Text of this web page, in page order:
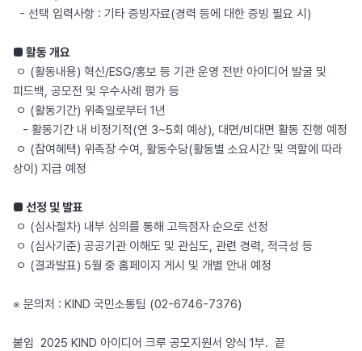
- 선택 입력사항 : 기타 증빙자료(경력 등에 대한 증빙 필요 시)
■ 활동 개요
ㅇ (활동내용) 혁신/ESG/홍보 등 기관 운영 전반 아이디어 발굴 및
피드백, 공모전 및 우수사례 평가 등
ㅇ (활동기간) 위촉일로부터 1년
- 활동기간 내 비정기적(연 3~5회 예상), 대면/비대면 활동 진행 예정
ㅇ (참여혜택) 위촉장 수여, 활동수당(활동별 소요시간 및 역할에 따라
상이) 지급 예정
■ 선정 및 발표
ㅇ (심사절차) 내부 심의를 통해 고득점자 순으로 선정
ㅇ (심사기준) 공공기관 이해도 및 관심도, 관련 경력, 적극성 등
ㅇ (결과발표) 5월 중 홈페이지 게시 및 개별 안내 예정
※ 문의처 : KIND 국민소통팀 (02-6746-7376)
붙임 2025 KIND 아이디어 크루 공모지원서 양식 1부. 끝